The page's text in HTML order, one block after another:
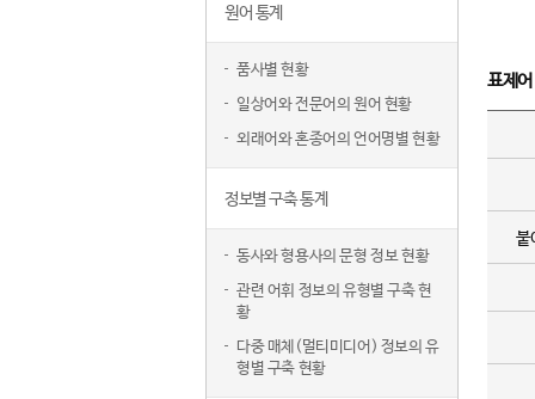
원어 통계
품사별 현황
일상어와 전문어의 원어 현황
외래어와 혼종어의 언어명별 현황
정보별 구축 통계
동사와 형용사의 문형 정보 현황
관련 어휘 정보의 유형별 구축 현
황
다중 매체(멀티미디어) 정보의 유
형별 구축 현황
표제
붙